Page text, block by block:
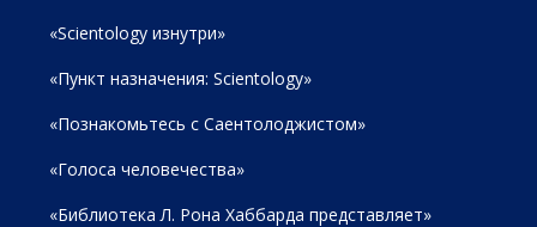
«Scientology изнутри»
«Пункт назначения: Scientology»
«Познакомьтесь с Саентолоджистом»
«Голоса человечества»
«Библиотека Л. Рона Хаббарда представляет»